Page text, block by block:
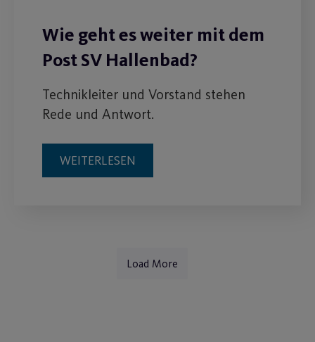
Wie geht es weiter mit dem
Post SV Hallenbad?
Technikleiter und Vorstand stehen
Rede und Antwort.
WEITERLESEN
Load More